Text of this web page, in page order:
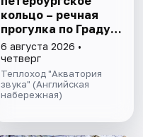
кольцо – речная
прогулка пo Граду
на Неве с
авторской
экскурсией и живой
музыкой в тёплом
салоне теплохода
6 августа 2026 •
четверг
Теплоход "Акватория
звука" (Английская
набережная)